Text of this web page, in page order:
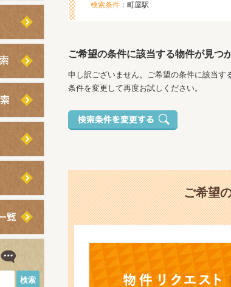
検索条件 ：町屋駅
ご希望の条件に該当する物件が見つ
申し訳ございません。ご希望の条件に該当す
条件を変更して再度お試しください。
ご希望